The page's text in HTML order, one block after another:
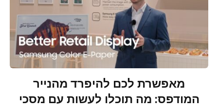
מאפשרת לכם להיפרד מהנייר
המודפס: מה תוכלו לעשות עם מסכי